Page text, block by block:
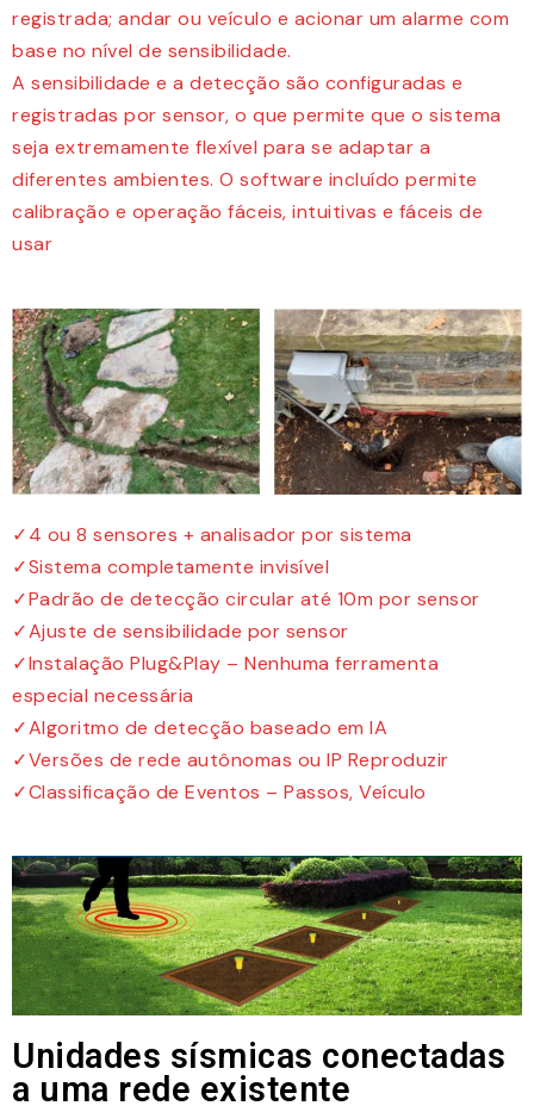
registrada; andar ou veículo e acionar um alarme com
base no nível de sensibilidade.
A sensibilidade e a detecção são configuradas e
registradas por sensor, o que permite que o sistema
seja extremamente flexível para se adaptar a
diferentes ambientes. O software incluído permite
calibração e operação fáceis, intuitivas e fáceis de
usar
✓4 ou 8 sensores + analisador por sistema
✓Sistema completamente invisível
✓Padrão de detecção circular até 10m por sensor
✓Ajuste de sensibilidade por sensor
✓Instalação Plug&Play – Nenhuma ferramenta
especial necessária
✓Algoritmo de detecção baseado em IA
✓Versões de rede autônomas ou IP Reproduzir
✓Classificação de Eventos – Passos, Veículo
Unidades sísmicas conectadas
a uma rede existente